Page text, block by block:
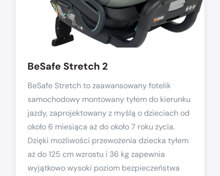
BeSafe Stretch 2
BeSafe Stretch to zaawansowany fotelik
samochodowy montowany tyłem do kierunku
jazdy, zaprojektowany z myślą o dzieciach od
około 6 miesiąca aż do około 7 roku życia.
Dzięki możliwości przewożenia dziecka tyłem
aż do 125 cm wzrostu i 36 kg zapewnia
wyjątkowo wysoki poziom bezpieczeństwa